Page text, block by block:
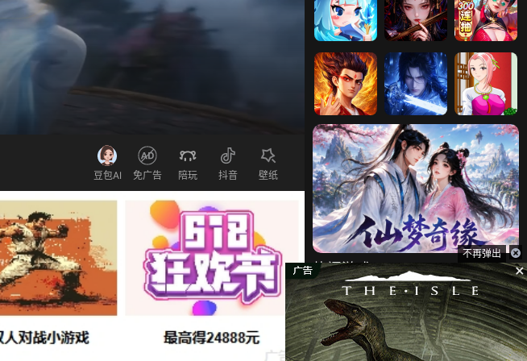
豆包AI 免广告 陪玩 抖音 壁纸
怼怼梦三国 仙神之怒 小小仙王
战机奇缘 仙魔劫 追钗奇缘H5
仙侠神域 猎梦宿舍 传奇正传
热门游戏
不再弹出